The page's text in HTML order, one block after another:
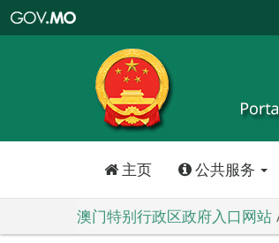
特
政
区
政
口
主页 公共服务
澳门特别行政区政府入口网站